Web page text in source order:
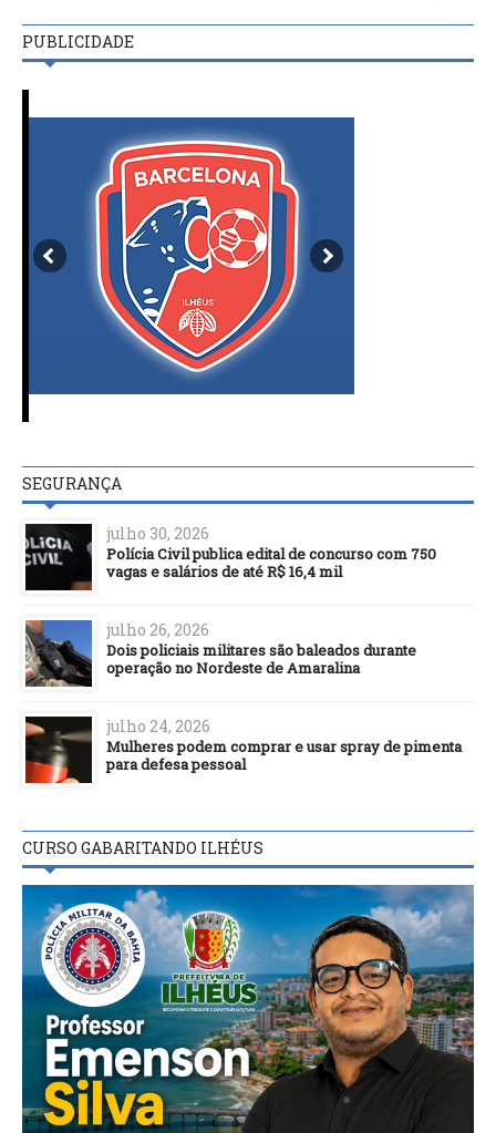
PUBLICIDADE
SEGURANÇA
julho 30, 2026
Polícia Civil publica edital de concurso com 750
vagas e salários de até R$ 16,4 mil
julho 26, 2026
Dois policiais militares são baleados durante
operação no Nordeste de Amaralina
julho 24, 2026
Mulheres podem comprar e usar spray de pimenta
para defesa pessoal
CURSO GABARITANDO ILHÉUS